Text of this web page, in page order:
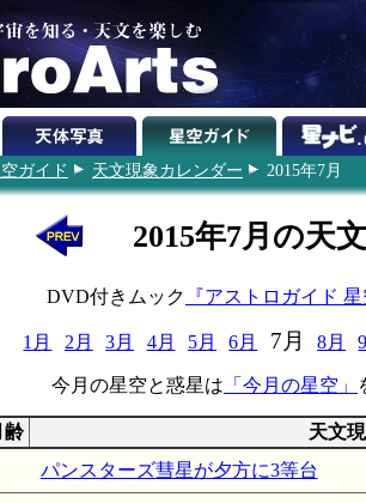
ガイド 天文現象カレンダー 2015年7月
2015年7月の天
DVD付きムック 『アストロガイド
1月 2月 3月 4月 5月 6月 7月 8月
今月の星空と惑星は 「今月の星空」
齢
天文
パンスターズ彗星が夕方に3等台